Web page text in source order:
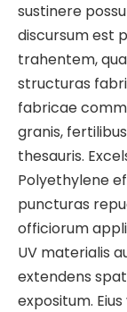
sustinere
discursum est
trahentem,
structuras
fabricae
granis,
thesauris.
Polyethylene
puncturas
officiorum
UV materialis
extendens
expositum.